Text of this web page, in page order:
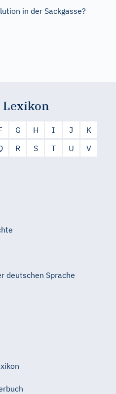
in der Sackgasse?
Lexikon
G H I J
K
R S T U
V
deutschen Sprache